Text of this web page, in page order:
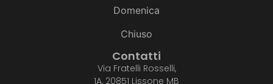
Domenica
Chiuso
Contatti
Via Fratelli Rosselli,
1A, 20851 Lissone MB